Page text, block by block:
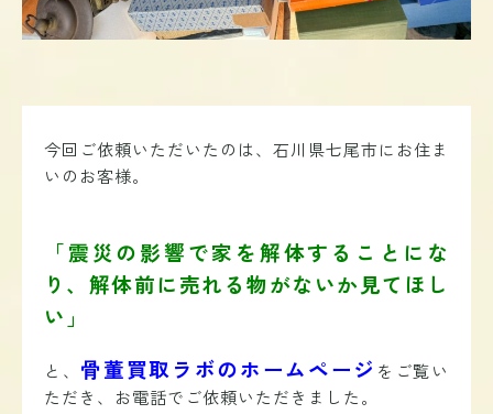
今回ご依頼いただいたのは、石川県七尾市にお住ま
いのお客様。
「震災の影響で家を解体することにな
り、解体前に売れる物がないか見てほし
い」
と、 骨董買取ラボのホームページ をご覧い
ただき、お電話でご依頼いただきました。